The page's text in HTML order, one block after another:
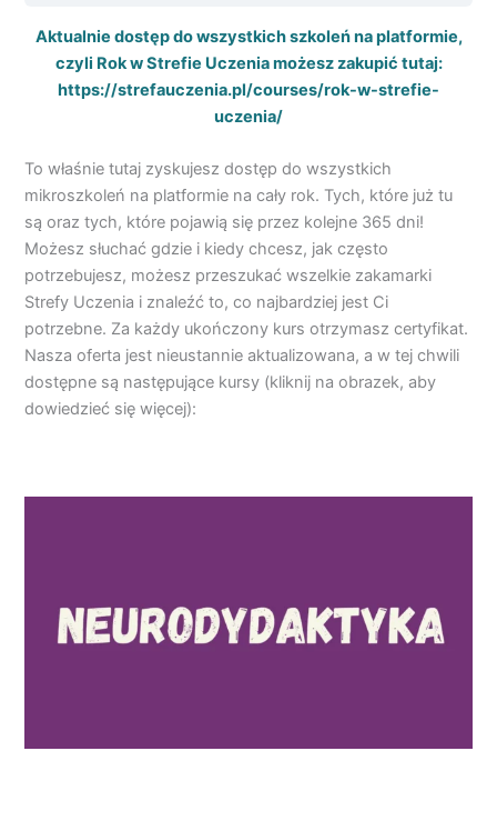
Aktualnie dostęp do wszystkich szkoleń na platformie,
czyli Rok w Strefie Uczenia możesz zakupić tutaj:
https://strefauczenia.pl/courses/rok-w-strefie-
uczenia/
To właśnie tutaj zyskujesz dostęp do wszystkich
mikroszkoleń na platformie na cały rok. Tych, które już tu
są oraz tych, które pojawią się przez kolejne 365 dni!
Możesz słuchać gdzie i kiedy chcesz, jak często
potrzebujesz, możesz przeszukać wszelkie zakamarki
Strefy Uczenia i znaleźć to, co najbardziej jest Ci
potrzebne. Za każdy ukończony kurs otrzymasz certyfikat.
Nasza oferta jest nieustannie aktualizowana, a w tej chwili
dostępne są następujące kursy (kliknij na obrazek, aby
dowiedzieć się więcej):